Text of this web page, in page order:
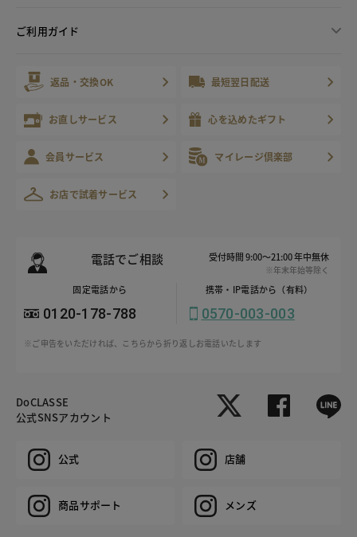
ご利用ガイド
返品・交換OK 最短翌日配送
お直しサービス 心を込めたギフト
会員サービス マイレージ倶楽部
お店で試着サービス
電話でご相談 受付時間 9:00～21:00 年中無休
※年末年始等除く
固定電話から
0120-178-788
携帯・IP電話から（有料）
0570-003-003
※ご申告をいただければ、こちらから折り返しお電話いたします
DoCLASSE
公式SNSアカウント
公式 店舗
商品サポート メンズ